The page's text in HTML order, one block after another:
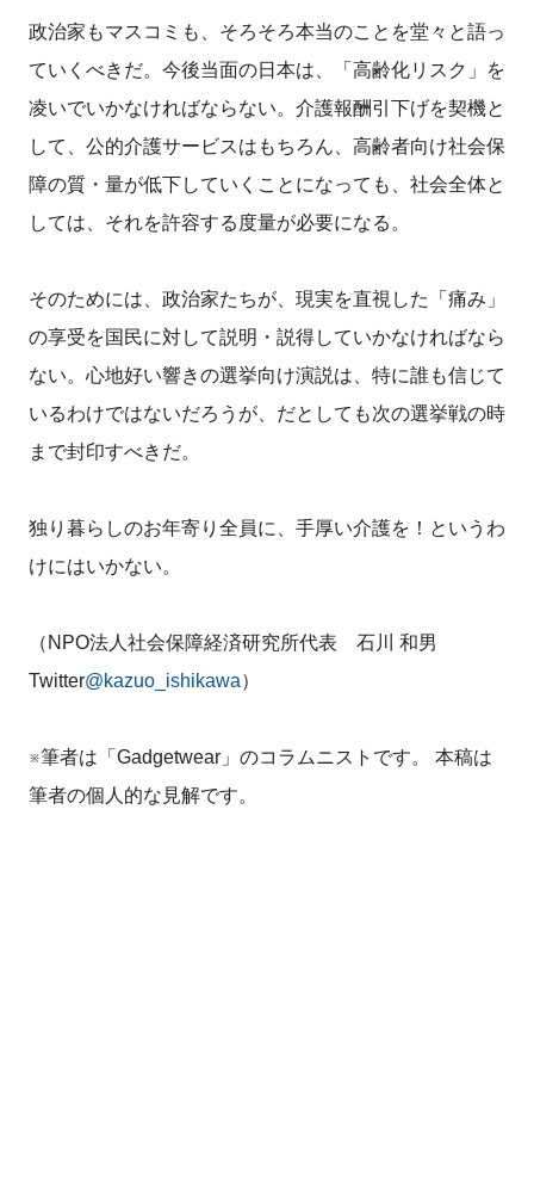
政治家もマスコミも、そろそろ本当のことを堂々と語っ
ていくべきだ。今後当面の日本は、「高齢化リスク」を
凌いでいかなければならない。介護報酬引下げを契機と
して、公的介護サービスはもちろん、高齢者向け社会保
障の質・量が低下していくことになっても、社会全体と
しては、それを許容する度量が必要になる。
そのためには、政治家たちが、現実を直視した「痛み」
の享受を国民に対して説明・説得していかなければなら
ない。心地好い響きの選挙向け演説は、特に誰も信じて
いるわけではないだろうが、だとしても次の選挙戦の時
まで封印すべきだ。
独り暮らしのお年寄り全員に、手厚い介護を！というわ
けにはいかない。
（NPO法人社会保障経済研究所代表 石川 和男
Twitter@kazuo_ishikawa）
※筆者は「Gadgetwear」のコラムニストです。 本稿は
筆者の個人的な見解です。